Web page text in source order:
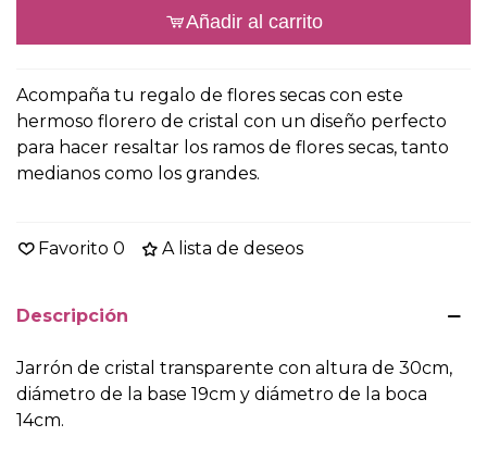
Añadir al carrito
Acompaña tu regalo de flores secas con este
hermoso florero de cristal con un diseño perfecto
para hacer resaltar los ramos de flores secas, tanto
medianos como los grandes.
Favorito 0 A lista de deseos
Descripción
Jarrón de cristal transparente con altura de 30cm,
diámetro de la base 19cm y diámetro de la boca
14cm.